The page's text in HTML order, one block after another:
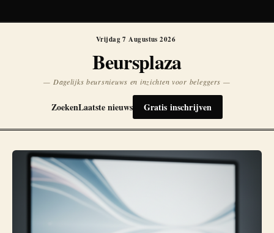
Vrijdag 7 Augustus 2026
Beursplaza
— Dagelijks beursnieuws en inzichten voor beleggers —
ZoekenLaatste nieuws Gratis inschrijven